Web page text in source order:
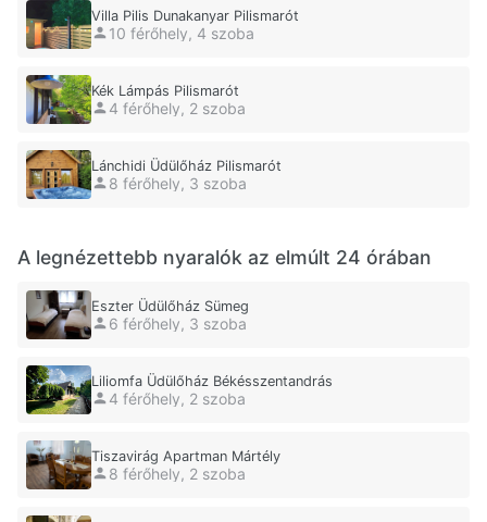
Villa Pilis Dunakanyar Pilismarót
10 férőhely, 4 szoba
Kék Lámpás Pilismarót
4 férőhely, 2 szoba
Lánchidi Üdülőház Pilismarót
8 férőhely, 3 szoba
A legnézettebb nyaralók az elmúlt 24 órában
Eszter Üdülőház Sümeg
6 férőhely, 3 szoba
Liliomfa Üdülőház Békésszentandrás
4 férőhely, 2 szoba
Tiszavirág Apartman Mártély
8 férőhely, 2 szoba